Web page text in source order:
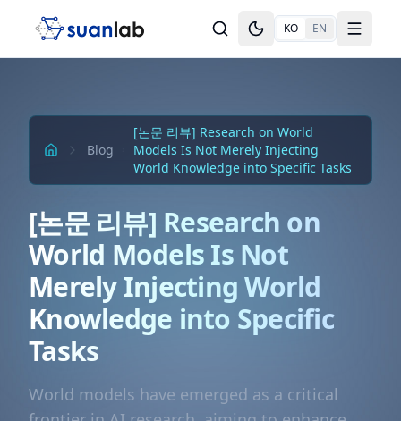
Toggle theme
KO EN Toggle
Blog
[논문 리뷰] Research on World
Models Is Not Merely Injecting
World Knowledge into Specific Tasks
[논문 리뷰] Research on
World Models Is Not
Merely Injecting World
Knowledge into Specific
Tasks
World models have emerged as a critical